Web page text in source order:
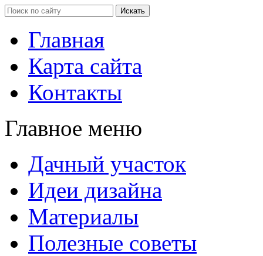
Главная
Карта сайта
Контакты
Главное меню
Дачный участок
Идеи дизайна
Материалы
Полезные советы